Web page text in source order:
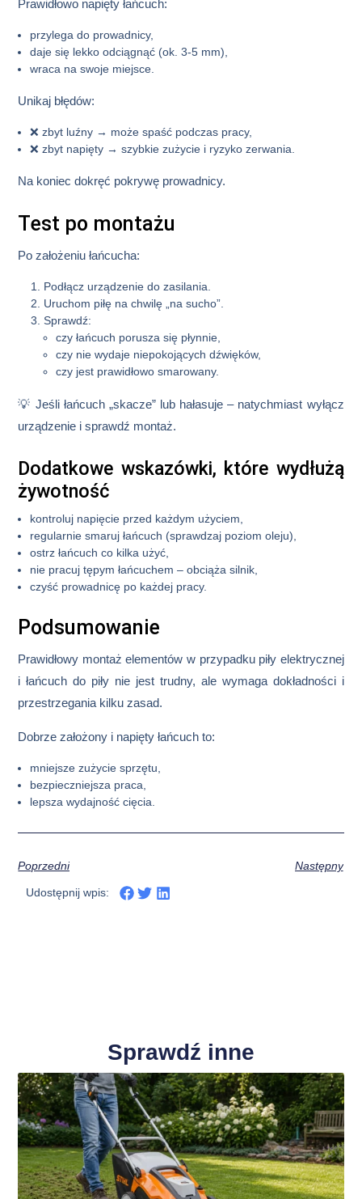
Prawidłowo napięty łańcuch:
przylega do prowadnicy,
daje się lekko odciągnąć (ok. 3-5 mm),
wraca na swoje miejsce.
Unikaj błędów:
❌ zbyt luźny → może spaść podczas pracy,
❌ zbyt napięty → szybkie zużycie i ryzyko zerwania.
Na koniec dokręć pokrywę prowadnicy.
Test po montażu
Po założeniu łańcucha:
Podłącz urządzenie do zasilania.
Uruchom piłę na chwilę „na sucho”.
Sprawdź:
czy łańcuch porusza się płynnie,
czy nie wydaje niepokojących dźwięków,
czy jest prawidłowo smarowany.
💡 Jeśli łańcuch „skacze” lub hałasuje – natychmiast wyłącz
urządzenie i sprawdź montaż.
Dodatkowe wskazówki, które wydłużą
żywotność
kontroluj napięcie przed każdym użyciem,
regularnie smaruj łańcuch (sprawdzaj poziom oleju),
ostrz łańcuch co kilka użyć,
nie pracuj tępym łańcuchem – obciąża silnik,
czyść prowadnicę po każdej pracy.
Podsumowanie
Prawidłowy montaż elementów w przypadku piły elektrycznej
i łańcuch do piły nie jest trudny, ale wymaga dokładności i
przestrzegania kilku zasad.
Dobrze założony i napięty łańcuch to:
mniejsze zużycie sprzętu,
bezpieczniejsza praca,
lepsza wydajność cięcia.
Poprzedni Następny
Udostępnij wpis:
Sprawdź inne